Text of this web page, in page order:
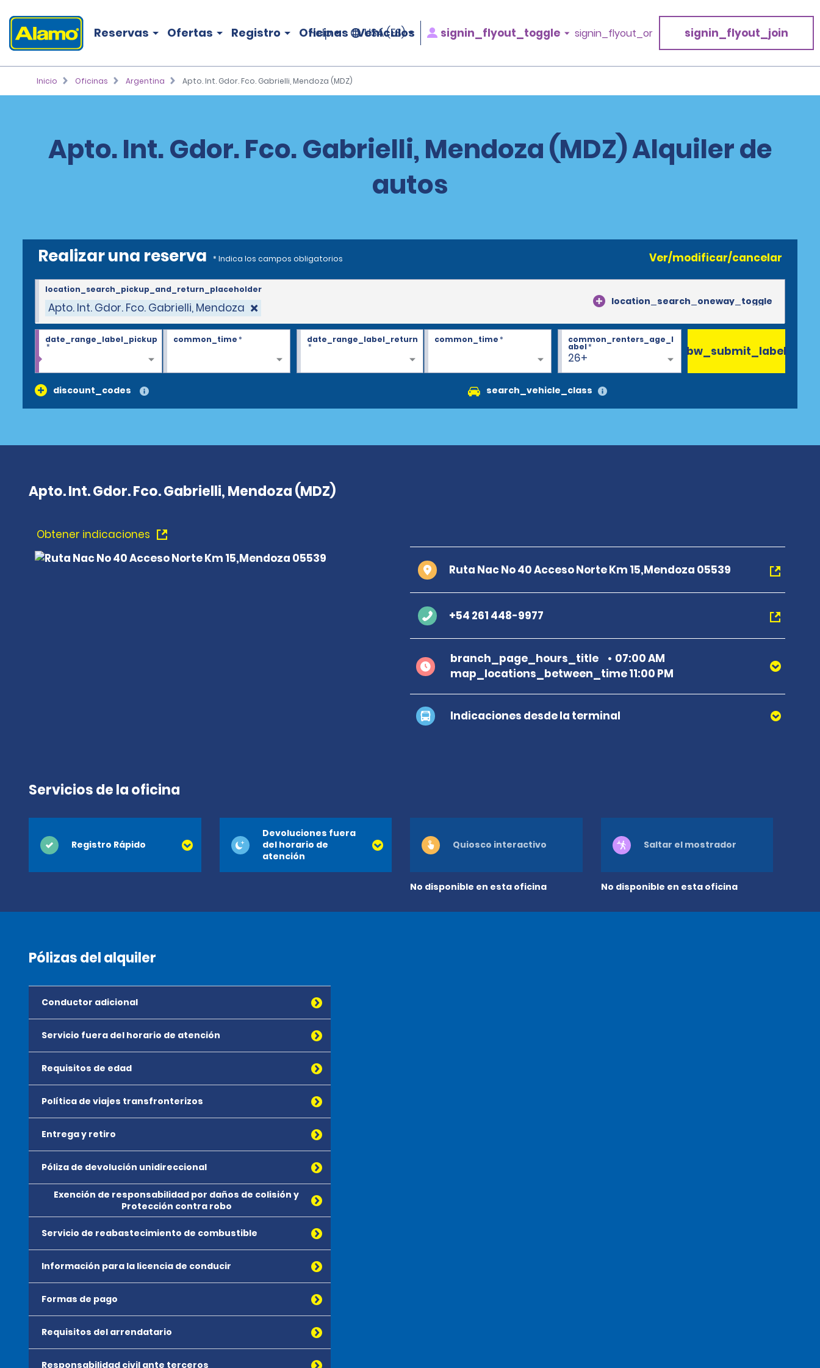
Reservas Ofertas Registro Oficinas Vehículos
Help USA (ES) signin_flyout_toggle signin_flyout_or signin_flyout_join
Inicio Oficinas Argentina Apto. Int. Gdor. Fco. Gabrielli, Mendoza (MDZ)
Apto. Int. Gdor. Fco. Gabrielli, Mendoza (MDZ) Alquiler de
autos
Realizar una reserva * Indica los campos obligatorios Ver/modificar/cancelar
Apto. Int. Gdor. Fco. Gabrielli, Mendoza location_search_oneway_toggle
location_search_pickup_and_return_placeholder
date_range_label_pickup
*
common_time* date_range_label_return
*
common_time*
26+
common_renters_age_l
abel*
discount_codes search_vehicle_class
bw_submit_label
Apto. Int. Gdor. Fco. Gabrielli, Mendoza (MDZ)
Obtener indicaciones
Ruta Nac No 40 Acceso Norte Km 15,Mendoza 05539
+54 261 448-9977
branch_page_hours_title
07:00 AM
map_locations_between_time 11:00 PM
Indicaciones desde la terminal
Servicios de la oficina
Registro Rápido
Devoluciones fuera
del horario de
atención
No disponible en esta oficina
Quiosco interactivo
No disponible en esta oficina
Saltar el mostrador
Pólizas del alquiler
Conductor adicional
Servicio fuera del horario de atención
Requisitos de edad
Política de viajes transfronterizos
Entrega y retiro
Póliza de devolución unidireccional
Exención de responsabilidad por daños de colisión y
Protección contra robo
Servicio de reabastecimiento de combustible
Información para la licencia de conducir
Formas de pago
Requisitos del arrendatario
Responsabilidad civil ante terceros